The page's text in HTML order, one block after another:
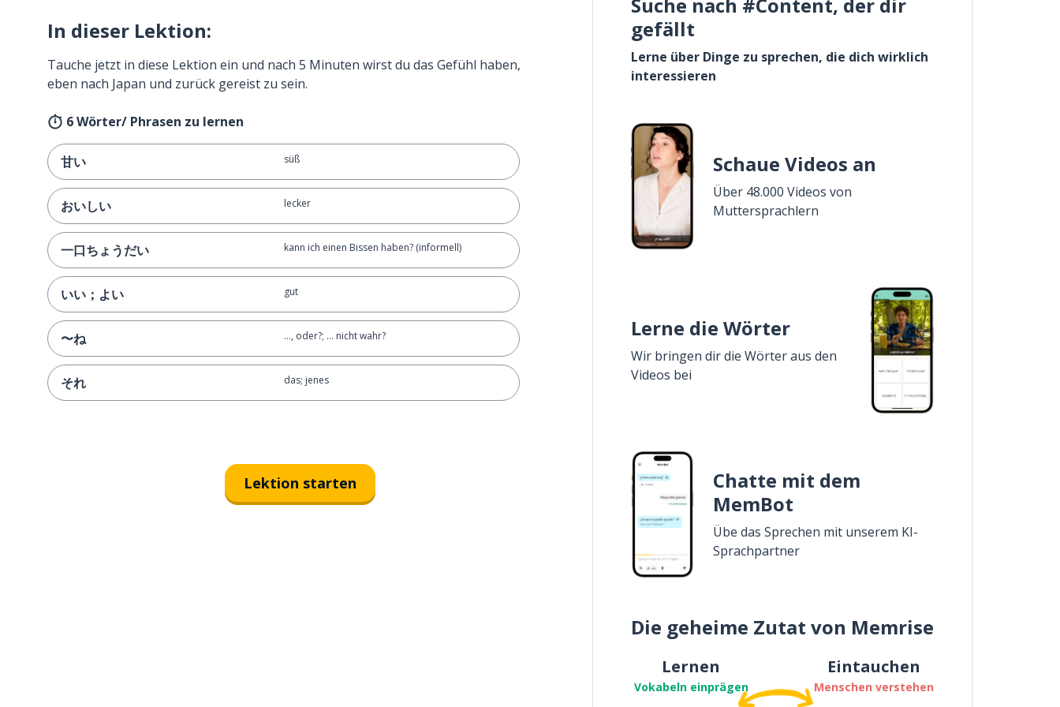
In dieser Lektion:
Tauche jetzt in diese Lektion ein und nach 5 Minuten wirst du das Gefühl haben,
eben nach Japan und zurück gereist zu sein.
6 Wörter/ Phrasen zu lernen
甘い süß
おいしい lecker
一口ちょうだい kann ich einen Bissen haben? (informell)
いい；よい gut
〜ね ..., oder?; ... nicht wahr?
それ das; jenes
Lektion starten
gefällt
Lerne über Dinge zu sprechen, die dich wirklich
interessieren
Schaue Videos an
Über 48.000 Videos von
Muttersprachlern
Lerne die Wörter
Wir bringen dir die Wörter aus den
Videos bei
Chatte mit dem
MemBot
Übe das Sprechen mit unserem KI-
Sprachpartner
Die geheime Zutat von Memrise
Lernen
Vokabeln einprägen
Eintauchen
Menschen verstehen